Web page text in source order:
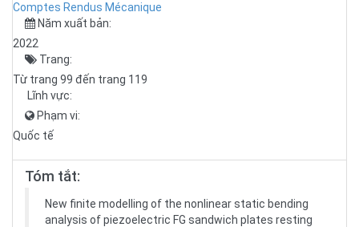
Comptes Rendus Mécanique
Năm xuất bản:
2022
Trang:
Từ trang 99 đến trang 119
Lĩnh vực:
Phạm vi:
Quốc tế
Tóm tắt:
New finite modelling of the nonlinear static bending
analysis of piezoelectric FG sandwich plates resting